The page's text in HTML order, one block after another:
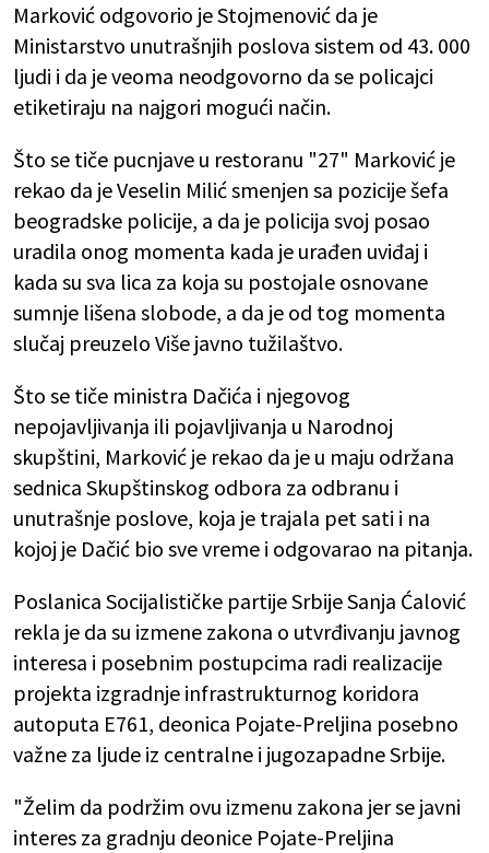
Marković odgovorio je Stojmenović da je
Ministarstvo unutrašnjih poslova sistem od 43. 000
ljudi i da je veoma neodgovorno da se policajci
etiketiraju na najgori mogući način.
Što se tiče pucnjave u restoranu "27" Marković je
rekao da je Veselin Milić smenjen sa pozicije šefa
beogradske policije, a da je policija svoj posao
uradila onog momenta kada je urađen uviđaj i
kada su sva lica za koja su postojale osnovane
sumnje lišena slobode, a da je od tog momenta
slučaj preuzelo Više javno tužilaštvo.
Što se tiče ministra Dačića i njegovog
nepojavljivanja ili pojavljivanja u Narodnoj
skupštini, Marković je rekao da je u maju održana
sednica Skupštinskog odbora za odbranu i
unutrašnje poslove, koja je trajala pet sati i na
kojoj je Dačić bio sve vreme i odgovarao na pitanja.
Poslanica Socijalističke partije Srbije Sanja Ćalović
rekla je da su izmene zakona o utvrđivanju javnog
interesa i posebnim postupcima radi realizacije
projekta izgradnje infrastrukturnog koridora
autoputa E761, deonica Pojate-Preljina posebno
važne za ljude iz centralne i jugozapadne Srbije.
"Želim da podržim ovu izmenu zakona jer se javni
interes za gradnju deonice Pojate-Preljina